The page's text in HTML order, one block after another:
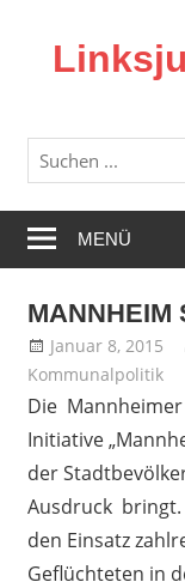
springen
der
Mannheim
MENÜ
MANNHEIM
Januar 8, 2015
Kommunalpolitik
Die
Initiative
der
Ausdruck
den Einsatz
Geflüchteten in